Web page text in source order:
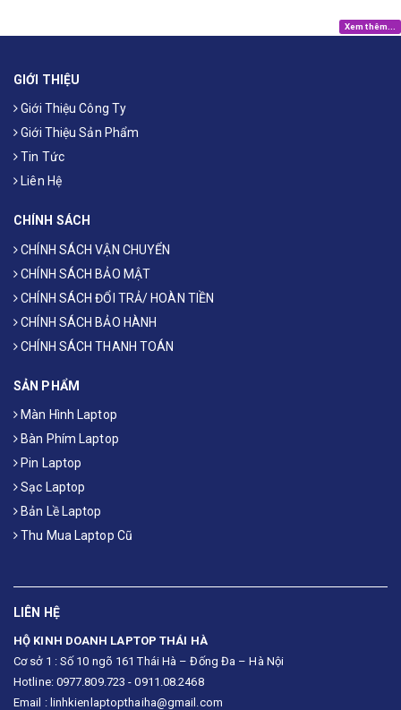
Xem thêm...
GIỚI THIỆU
Giới Thiệu Công Ty
Giới Thiệu Sản Phẩm
Tin Tức
Liên Hệ
CHÍNH SÁCH
CHÍNH SÁCH VẬN CHUYỂN
CHÍNH SÁCH BẢO MẬT
CHÍNH SÁCH ĐỔI TRẢ/ HOÀN TIỀN
CHÍNH SÁCH BẢO HÀNH
CHÍNH SÁCH THANH TOÁN
SẢN PHẨM
Màn Hình Laptop
Bàn Phím Laptop
Pin Laptop
Sạc Laptop
Bản Lề Laptop
Thu Mua Laptop Cũ
LIÊN HỆ
HỘ KINH DOANH LAPTOP THÁI HÀ
Cơ sở 1 : Số 10 ngõ 161 Thái Hà – Đống Đa – Hà Nội
Hotline: 0977.809.723 - 0911.08.2468
Email : linhkienlaptopthaiha@gmail.com